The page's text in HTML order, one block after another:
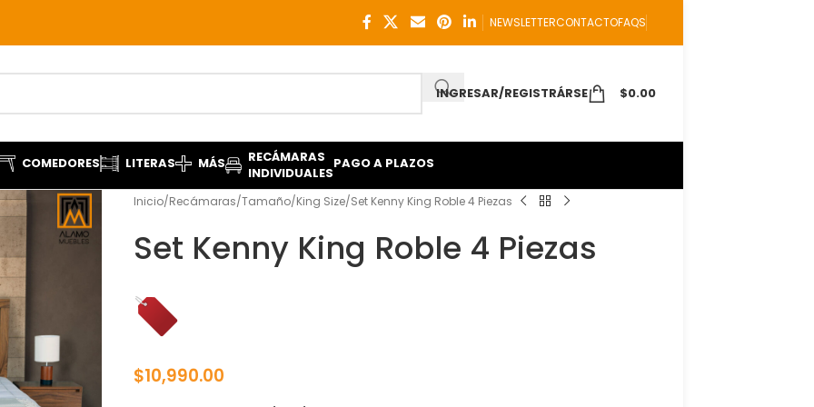
NEWSLETTERCONTACTOFAQS
INGRESAR/REGISTRÁRSE $0.00
COMEDORES LITERAS MÁS
RECÁMARAS
INDIVIDUALES
PAGO A PLAZOS
Inicio Recámaras Tamaño King Size Set Kenny King Roble 4 Piezas
Set Kenny King Roble 4 Piezas
$10,990.00